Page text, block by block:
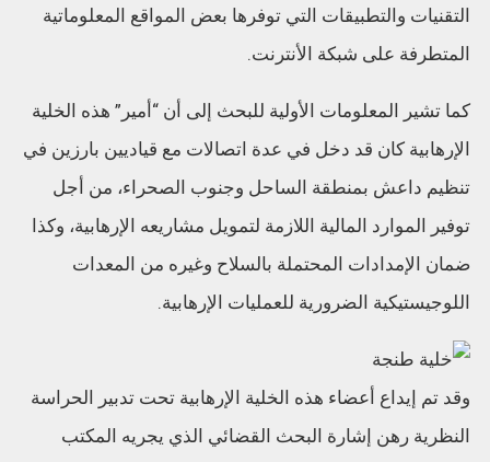
التقنيات والتطبيقات التي توفرها بعض المواقع المعلوماتية
المتطرفة على شبكة الأنترنت.
كما تشير المعلومات الأولية للبحث إلى أن “أمير” هذه الخلية
الإرهابية كان قد دخل في عدة اتصالات مع قياديين بارزين في
تنظيم داعش بمنطقة الساحل وجنوب الصحراء، من أجل
توفير الموارد المالية اللازمة لتمويل مشاريعه الإرهابية، وكذا
ضمان الإمدادات المحتملة بالسلاح وغيره من المعدات
اللوجيستيكية الضرورية للعمليات الإرهابية.
وقد تم إيداع أعضاء هذه الخلية الإرهابية تحت تدبير الحراسة
النظرية رهن إشارة البحث القضائي الذي يجريه المكتب